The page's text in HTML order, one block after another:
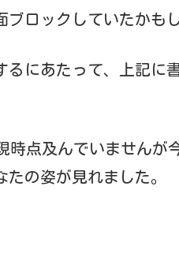
ブロックしていたかも
るにあたって、上記に
時点及んでいません
の姿が見れました。